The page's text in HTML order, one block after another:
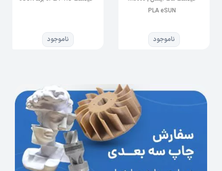
-در صورت ایجاد هر گونه مشکل و یا خطای چاپی می
PLA eSUN
ناموجود ناموجود